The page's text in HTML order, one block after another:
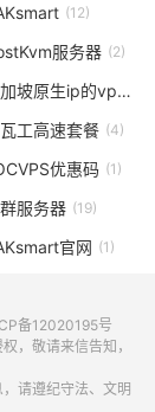
(12)
服务器 (2)
新加坡原生ip的vps
(2)
工高速套餐 (4)
优惠码 (1)
服务器 (19)
官网 (1)
备12020195号
，敬请来信告知，
请遵纪守法、文明